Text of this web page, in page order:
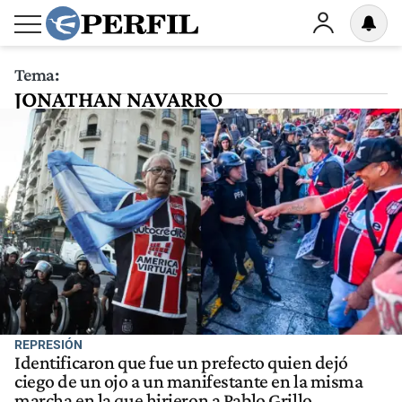
Tema:
JONATHAN NAVARRO
REPRESIÓN
Identificaron que fue un prefecto quien dejó
ciego de un ojo a un manifestante en la misma